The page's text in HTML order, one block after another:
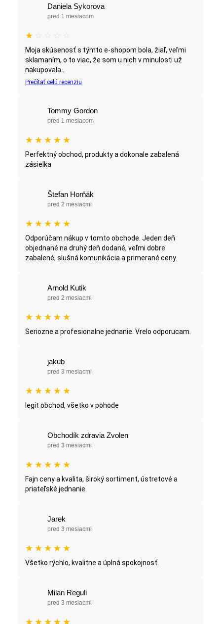
Daniela Sykorova
pred 1 mesiacom
★ ☆ ☆ ☆ ☆
Moja skúsenosť s týmto e-shopom bola, žiaľ, veľmi
sklamaním, o to viac, že som u nich v minulosti už
nakupovala...
Prečítať celú recenziu
Tommy Gordon
pred 1 mesiacom
★ ★ ★ ★ ★
Perfektný obchod, produkty a dokonale zabalená
zásielka
Štefan Horňák
pred 2 mesiacmi
★ ★ ★ ★ ★
Odporúčam nákup v tomto obchode. Jeden deň
objednané na druhý deň dodané, veľmi dobre
zabalené, slušná komunikácia a primerané ceny.
Arnold Kutik
pred 2 mesiacmi
★ ★ ★ ★ ★
Seriozne a profesionalne jednanie. Vrelo odporucam.
jakub
pred 3 mesiacmi
★ ★ ★ ★ ★
legit obchod, všetko v pohode
Obchodík zdravia Zvolen
pred 3 mesiacmi
★ ★ ★ ★ ★
Fajn ceny a kvalita, široký sortiment, ústretové a
priateľské jednanie.
Jarek
pred 3 mesiacmi
★ ★ ★ ★ ★
Všetko rýchlo, kvalitne a úplná spokojnosť.
Milan Reguli
pred 3 mesiacmi
★ ★ ★ ★ ★